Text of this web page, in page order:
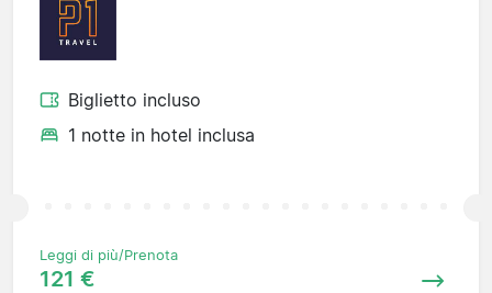
Biglietto incluso
1 notte in hotel inclusa
Leggi di più/Prenota
121 €